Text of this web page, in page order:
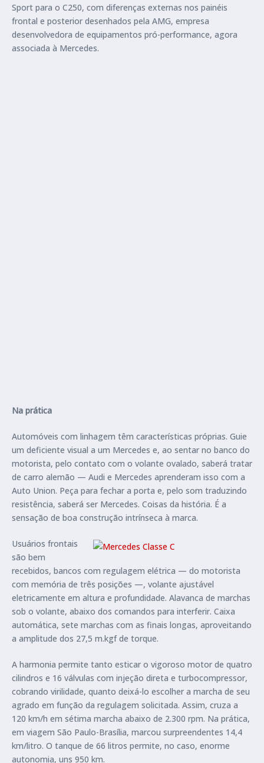
Sport para o C250, com diferenças externas nos painéis
frontal e posterior desenhados pela AMG, empresa
desenvolvedora de equipamentos pró-performance, agora
associada à Mercedes.
Na prática
Automóveis com linhagem têm características próprias. Guie
um deficiente visual a um Mercedes e, ao sentar no banco do
motorista, pelo contato com o volante ovalado, saberá tratar
de carro alemão — Audi e Mercedes aprenderam isso com a
Auto Union. Peça para fechar a porta e, pelo som traduzindo
resistência, saberá ser Mercedes. Coisas da história. É a
sensação de boa construção intrínseca à marca.
Usuários frontais
são bem
recebidos, bancos com regulagem elétrica — do motorista
com memória de três posições —, volante ajustável
eletricamente em altura e profundidade. Alavanca de marchas
sob o volante, abaixo dos comandos para interferir. Caixa
automática, sete marchas com as finais longas, aproveitando
a amplitude dos 27,5 m.kgf de torque.
A harmonia permite tanto esticar o vigoroso motor de quatro
cilindros e 16 válvulas com injeção direta e turbocompressor,
cobrando virilidade, quanto deixá-lo escolher a marcha de seu
agrado em função da regulagem solicitada. Assim, cruza a
120 km/h em sétima marcha abaixo de 2.300 rpm. Na prática,
em viagem São Paulo-Brasília, marcou surpreendentes 14,4
km/litro. O tanque de 66 litros permite, no caso, enorme
autonomia, uns 950 km.